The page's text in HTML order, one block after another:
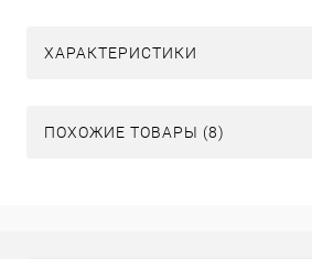
ХАРАКТЕРИСТИКИ
ПОХОЖИЕ ТОВАРЫ (8)